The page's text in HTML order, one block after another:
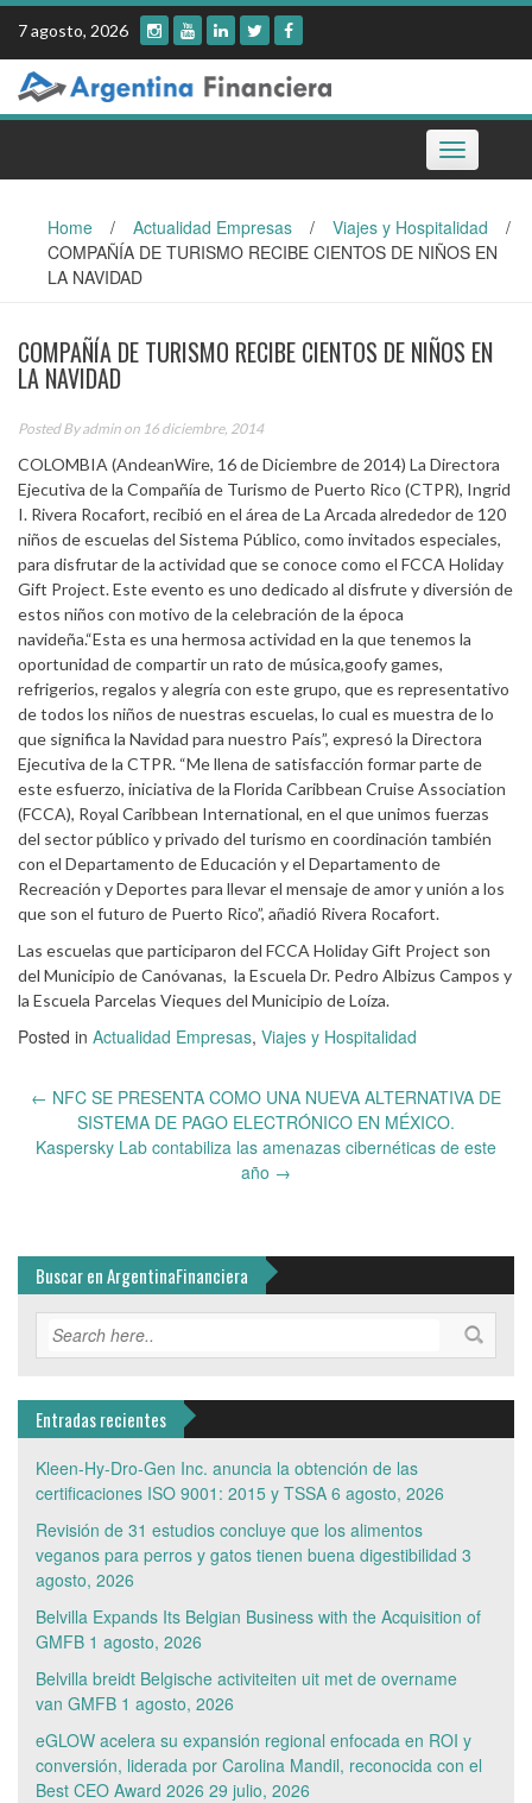
Skip
content
7 agosto, 2026
Toggle
navigation
Home / Actualidad Empresas / Viajes y Hospitalidad
/
COMPAÑÍA DE TURISMO RECIBE CIENTOS DE NIÑOS EN
LA NAVIDAD
COMPAÑÍA DE TURISMO RECIBE CIENTOS DE NIÑOS EN
LA NAVIDAD
Posted Byadmin on 16 diciembre, 2014
COLOMBIA (AndeanWire, 16 de Diciembre de 2014) La Directora
Ejecutiva de la Compañía de Turismo de Puerto Rico (CTPR), Ingrid
I. Rivera Rocafort, recibió en el área de La Arcada alrededor de 120
niños de escuelas del Sistema Público, como invitados especiales,
para disfrutar de la actividad que se conoce como el FCCA Holiday
Gift Project. Este evento es uno dedicado al disfrute y diversión de
estos niños con motivo de la celebración de la época
navideña.“Esta es una hermosa actividad en la que tenemos la
oportunidad de compartir un rato de música,goofy games,
refrigerios, regalos y alegría con este grupo, que es representativo
de todos los niños de nuestras escuelas, lo cual es muestra de lo
que significa la Navidad para nuestro País”, expresó la Directora
Ejecutiva de la CTPR. “Me llena de satisfacción formar parte de
este esfuerzo, iniciativa de la Florida Caribbean Cruise Association
(FCCA), Royal Caribbean International, en el que unimos fuerzas
del sector público y privado del turismo en coordinación también
con el Departamento de Educación y el Departamento de
Recreación y Deportes para llevar el mensaje de amor y unión a los
que son el futuro de Puerto Rico”, añadió Rivera Rocafort.
Las escuelas que participaron del FCCA Holiday Gift Project son
del Municipio de Canóvanas, la Escuela Dr. Pedro Albizus Campos y
la Escuela Parcelas Vieques del Municipio de Loíza.
Posted in Actualidad Empresas, Viajes y Hospitalidad
Post
navigation
← NFC SE PRESENTA COMO UNA NUEVA ALTERNATIVA DE
SISTEMA DE PAGO ELECTRÓNICO EN MÉXICO.
Kaspersky Lab contabiliza las amenazas cibernéticas de este
año →
Buscar en ArgentinaFinanciera
Entradas recientes
Kleen-Hy-Dro-Gen Inc. anuncia la obtención de las
certificaciones ISO 9001: 2015 y TSSA 6 agosto, 2026
Revisión de 31 estudios concluye que los alimentos
veganos para perros y gatos tienen buena digestibilidad 3
agosto, 2026
Belvilla Expands Its Belgian Business with the Acquisition of
GMFB 1 agosto, 2026
Belvilla breidt Belgische activiteiten uit met de overname
van GMFB 1 agosto, 2026
eGLOW acelera su expansión regional enfocada en ROI y
conversión, liderada por Carolina Mandil, reconocida con el
Best CEO Award 2026 29 julio, 2026